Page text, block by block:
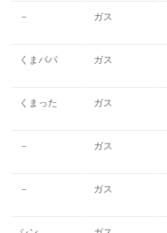
－ ガス
くまパパ ガス
くまった ガス
－ ガス
－ ガス